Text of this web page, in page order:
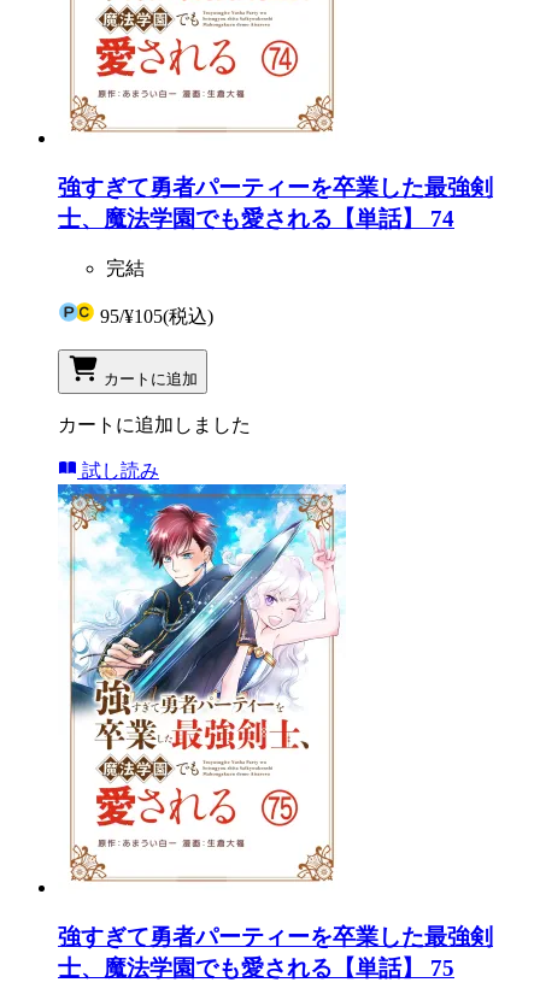
強すぎて勇者パーティーを卒業した最強剣
士、魔法学園でも愛される【単話】 74
完結
95/¥105(税込)
カートに追加
カートに追加しました
試し読み
強すぎて勇者パーティーを卒業した最強剣
士、魔法学園でも愛される【単話】 75